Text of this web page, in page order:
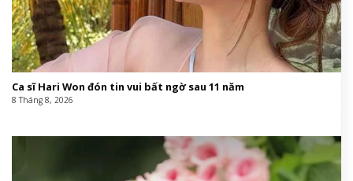
Ca sĩ Hari Won đón tin vui bất ngờ sau 11 năm
8 Tháng 8, 2026